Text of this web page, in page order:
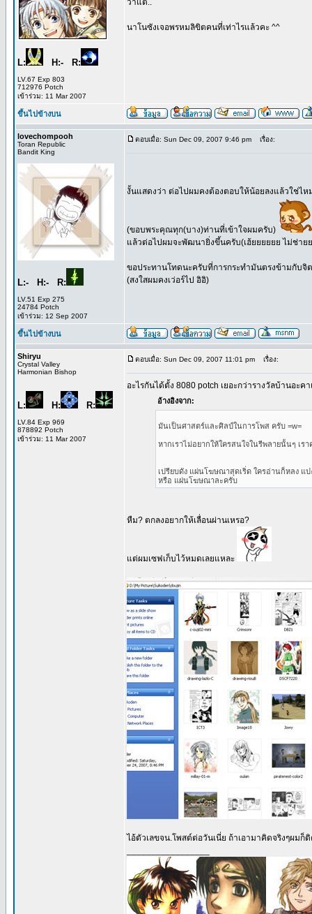
L: H:- R:
LV.67 Exp 803
712976 Potch
เข้าร่วม: 11 Mar 2007
ว่าแต่..
นาโนซังเจอพรหมลิขิตคนที่เท่าไรแล้วคะ ^^
ขึ้นไปข้างบน
lovechompooh
Toran Republic
Bandit King
L:- H:- R:
LV.51 Exp 275
24784 Potch
เข้าร่วม: 12 Sep 2007
ตอบเมื่อ: Sun Dec 09, 2007 9:46 pm เรื่อง:
งั้นแสดงว่า ต่อไปผมคงต้องตอบให้น้อยลงแล้วใช่ไ
(ขอบพระคุณทุก(บาง)ท่านที่เข้าใจผมครับ)
แล้วต่อไปผมจะพัฒนายิ่งขึ้นครับ(เฮ้ยยยยยย ไม่ช่าย
ขอประทานโทดนะครับที่การกระทำมันตรงข้ามกับจิ
(สงใสผมคงเว่อร์ไป อิอิ)
ขึ้นไปข้างบน
Shiryu
Crystal Valley
Harmonian Bishop
L: H: R:
LV.84 Exp 969
878892 Potch
เข้าร่วม: 11 Mar 2007
ตอบเมื่อ: Sun Dec 09, 2007 11:01 pm เรื่อง:
อะไรกันได้ตั้ง 8080 potch เยอะกว่ารางวัลบ้านอะค
อ้างอิงจาก:
มันเป็นศาสตร์และศิลป์ในการโพส ครับ =w=
หากเราไม่อยากให้ใครสนใจในรีพลายนั้นๆ เร
เปรียบดัง แผ่นโฆษณาสุดเริ่ด ใครอ่านก็หลง
หรือ แผ่นโฆษณาละครับ
หืม? ตกลงอยากให้เลื่อนผ่านเหรอ?
แต่ผมเซฟเก็บไว้หมดเลยแหละ
ไอ้ตัวเลขจน.โพสต์ต่อวันเนี่ย ถ้าเอามาคิดจริงๆผมก็